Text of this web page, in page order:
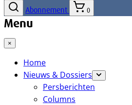
Abonnement 0
Menu
×
Home
Nieuws & Dossiers
Persberichten
Columns